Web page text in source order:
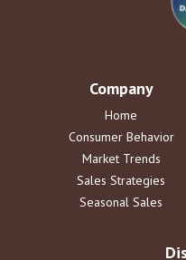
Company
Home
Consumer Behavior
Market Trends
Sales Strategies
Seasonal Sales